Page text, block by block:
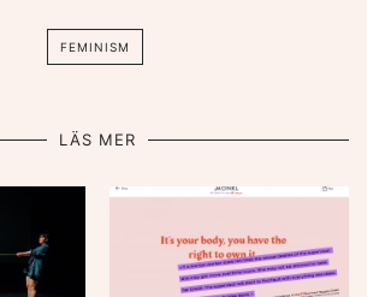
FEMINISM
LÄS MER